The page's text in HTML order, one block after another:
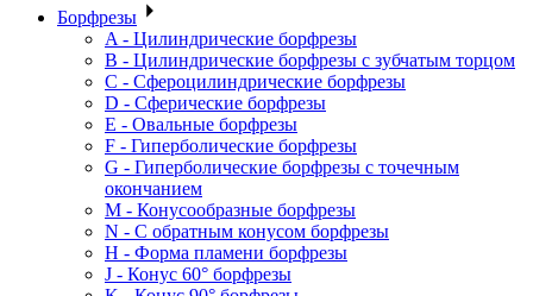
Борфрезы
A - Цилиндрические борфрезы
B - Цилиндрические борфрезы с зубчатым торцом
C - Сфероцилиндрические борфрезы
D - Сферические борфрезы
E - Овальные борфрезы
F - Гиперболические борфрезы
G - Гиперболические борфрезы с точечным
окончанием
M - Конусообразные борфрезы
N - С обратным конусом борфрезы
H - Форма пламени борфрезы
J - Конус 60° борфрезы